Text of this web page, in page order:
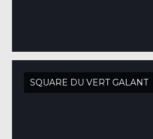
SQUARE DU VERT GALANT